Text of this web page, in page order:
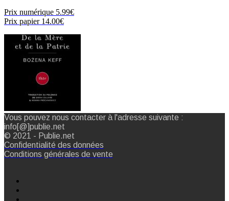
Prix numérique 5.99€
Prix papier14.00€
Vous pouvez nous contacter à l'adresse suivante :
info[@]publie.net
© 2021 - Publie.net
Confidentialité des données
Conditions générales de vente